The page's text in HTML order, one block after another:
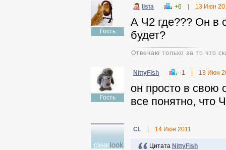
Гость
lista +6 13 Июн
А Ч2 где??? Он в
будет?
Отвечаю только за то что
Гость
NittyFish -1 13 Июн
он просто в свою
все понятно, что
CL 14 Июн 2011
Цитата NittyFish